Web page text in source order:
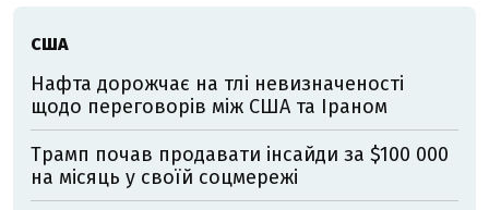
США
Нафта дорожчає на тлі невизначеності
щодо переговорів між США та Іраном
Трамп почав продавати інсайди за $100 000
на місяць у своїй соцмережі